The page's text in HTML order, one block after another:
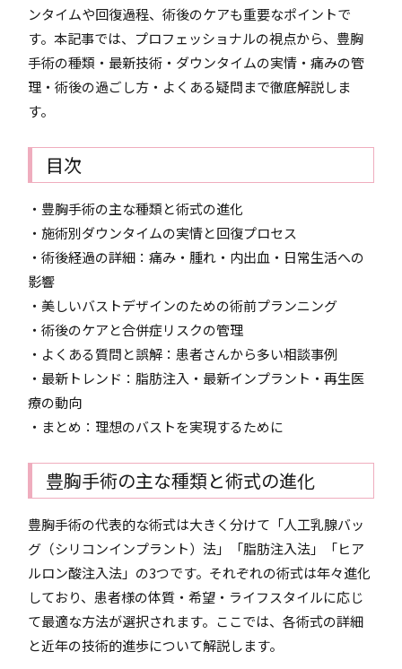
ンタイムや回復過程、術後のケアも重要なポイントで
す。本記事では、プロフェッショナルの視点から、豊胸
手術の種類・最新技術・ダウンタイムの実情・痛みの管
理・術後の過ごし方・よくある疑問まで徹底解説しま
す。
目次
・豊胸手術の主な種類と術式の進化
・施術別ダウンタイムの実情と回復プロセス
・術後経過の詳細：痛み・腫れ・内出血・日常生活への
影響
・美しいバストデザインのための術前プランニング
・術後のケアと合併症リスクの管理
・よくある質問と誤解：患者さんから多い相談事例
・最新トレンド：脂肪注入・最新インプラント・再生医
療の動向
・まとめ：理想のバストを実現するために
豊胸手術の主な種類と術式の進化
豊胸手術の代表的な術式は大きく分けて「人工乳腺バッ
グ（シリコンインプラント）法」「脂肪注入法」「ヒア
ルロン酸注入法」の3つです。それぞれの術式は年々進化
しており、患者様の体質・希望・ライフスタイルに応じ
て最適な方法が選択されます。ここでは、各術式の詳細
と近年の技術的進歩について解説します。